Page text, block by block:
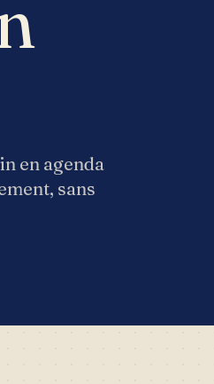
en agenda
sans